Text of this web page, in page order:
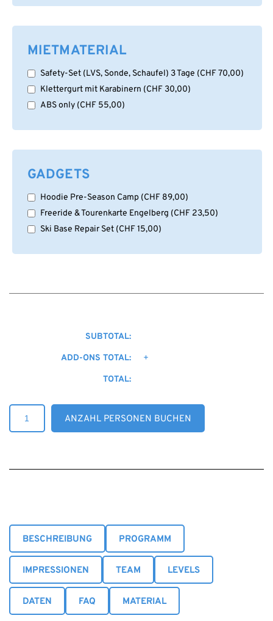
MIETMATERIAL
Safety-Set (LVS, Sonde, Schaufel) 3 Tage (CHF70,00)
Klettergurt mit Karabinern (CHF 30,00)
ABS only (CHF 55,00)
GADGETS
Hoodie Pre-Season Camp (CHF 89,00)
Freeride & Tourenkarte Engelberg (CHF 23,50)
Ski Base Repair Set (CHF15,00)
SUBTOTAL:
ADD-ONS TOTAL: +
TOTAL:
Pre-
Season
Camp
ANZAHL PERSONEN BUCHEN
BESCHREIBUNG PROGRAMM
IMPRESSIONEN TEAM LEVELS
DATEN FAQ MATERIAL